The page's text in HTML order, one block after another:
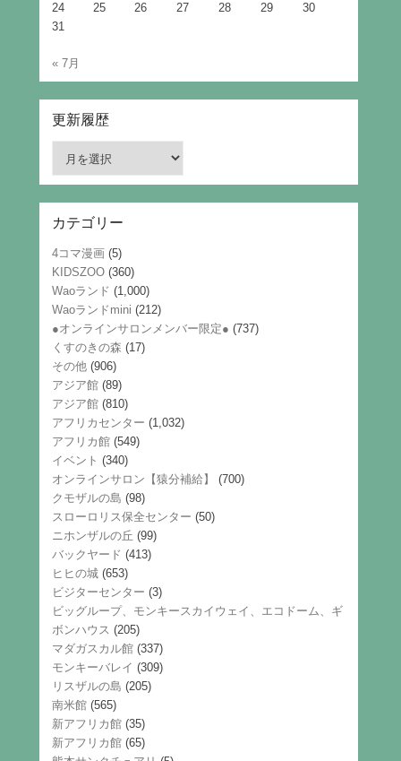
24
25 26 27 28 29
30
31
« 7月
更新履歴
履
歴
カテゴリー
4コマ漫画 (5)
KIDSZOO (360)
Waoランド (1,000)
Waoランドmini (212)
●オンラインサロンメンバー限定● (737)
くすのきの森 (17)
その他 (906)
アジア館 (89)
アジア館 (810)
アフリカセンター (1,032)
アフリカ館 (549)
イベント (340)
オンラインサロン【猿分補給】
(700)
クモザルの島 (98)
スローロリス保全センター (50)
ニホンザルの丘 (99)
バックヤード (413)
ヒヒの城 (653)
ビジターセンター (3)
ビッグループ、モンキースカイウェイ、エコドーム、ギ
ボンハウス (205)
マダガスカル館 (337)
モンキーバレイ (309)
リスザルの島 (205)
南米館 (565)
新アフリカ館 (35)
新アフリカ館 (65)